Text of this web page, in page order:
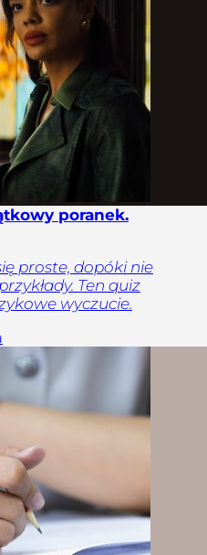
poranek.
proste, dopóki nie
Ten quiz
wyczucie.